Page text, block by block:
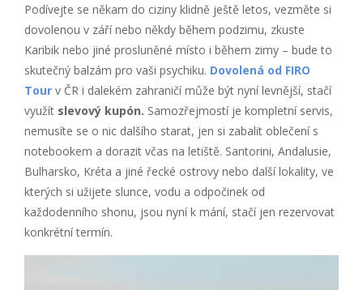
Podívejte se někam do ciziny klidně ještě letos, vezměte si
dovolenou v září nebo někdy během podzimu, zkuste
Karibik nebo jiné prosluněné místo i během zimy – bude to
skutečný balzám pro vaši psychiku. Dovolená od FIRO
Tour v ČR i dalekém zahraničí může být nyní levnější, stačí
využít slevový kupón. Samozřejmostí je kompletní servis,
nemusíte se o nic dalšího starat, jen si zabalit oblečení s
notebookem a dorazit včas na letiště. Santorini, Andalusie,
Bulharsko, Kréta a jiné řecké ostrovy nebo další lokality, ve
kterých si užijete slunce, vodu a odpočinek od
každodenního shonu, jsou nyní k mání, stačí jen rezervovat
konkrétní termín.